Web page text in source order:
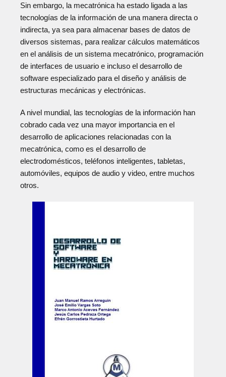
Sin embargo, la mecatrónica ha estado ligada a las
tecnologías de la información de una manera directa o
indirecta, ya sea para almacenar bases de datos de
diversos sistemas, para realizar cálculos matemáticos
en el análisis de un sistema mecatrónico, programación
de interfaces de usuario e incluso el desarrollo de
software especializado para el diseño y análisis de
estructuras mecánicas y electrónicas.
A nivel mundial, las tecnologías de la información han
cobrado cada vez una mayor importancia en el
desarrollo de aplicaciones relacionadas con la
mecatrónica, como es el desarrollo de
electrodomésticos, teléfonos inteligentes, tabletas,
automóviles, equipos de audio y video, entre muchos
otros.